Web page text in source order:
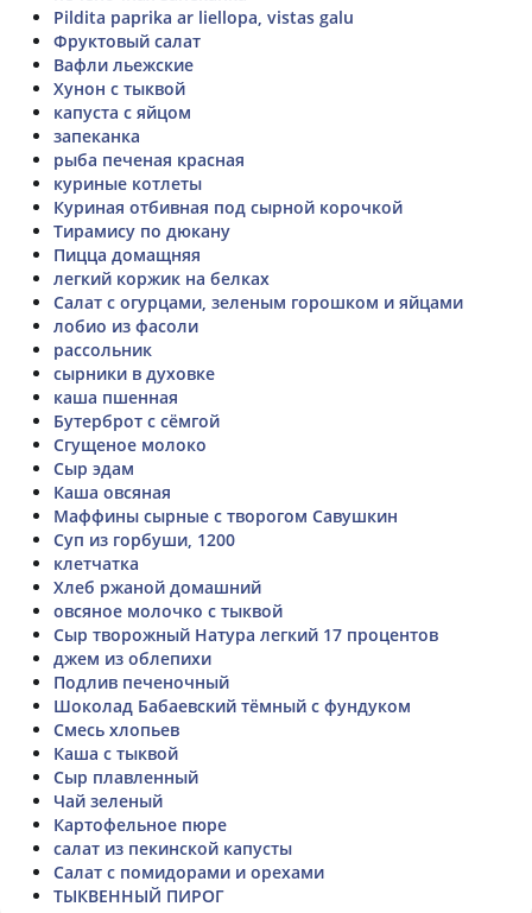
Pildita paprika ar liellopa, vistas galu
Фруктовый салат
Вафли льежские
Хунон с тыквой
капуста с яйцом
запеканка
рыба печеная красная
куриные котлеты
Куриная отбивная под сырной корочкой
Тирамису по дюкану
Пицца домащняя
легкий коржик на белках
Салат с огурцами, зеленым горошком и яйцами
лобио из фасоли
рассольник
сырники в духовке
каша пшенная
Бутерброт с сёмгой
Сгущеное молоко
Сыр эдам
Каша овсяная
Маффины сырные с творогом Савушкин
Суп из горбуши, 1200
клетчатка
Хлеб ржаной домашний
овсяное молочко с тыквой
Сыр творожный Натура легкий 17 процентов
джем из облепихи
Подлив печеночный
Шоколад Бабаевский тёмный с фундуком
Смесь хлопьев
Каша с тыквой
Сыр плавленный
Чай зеленый
Картофельное пюре
салат из пекинской капусты
Салат с помидорами и орехами
ТЫКВЕННЫЙ ПИРОГ